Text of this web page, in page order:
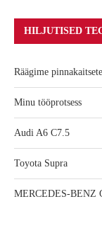
HILJUTISED
Räägime
Minu tööprotsess
Audi A6 C7.5
Toyota Supra
MERCEDES-BENZ